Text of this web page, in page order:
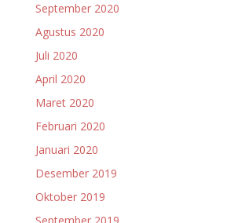
September 2020
Agustus 2020
Juli 2020
April 2020
Maret 2020
Februari 2020
Januari 2020
Desember 2019
Oktober 2019